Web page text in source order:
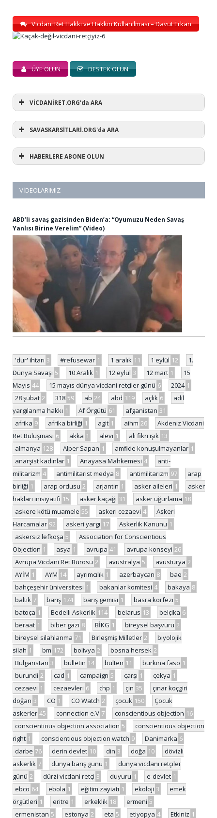
Vicdani Ret Hakkı ve Hakkın Kullanılması – Davut Erkan
ÜYE OLUN DESTEK OLUN
VİCDANİRET.ORG'da ARA
SAVASKARSİTLARİ.ORG'da ARA
HABERLERE ABONE OLUN
VIDEOLARIMIZ
ABD’li savaş gazisinden Biden’a: “Oyumuzu Neden Savaş
Yanlısı Birine Verelim” (Video)
'dur' ihtarı 3 #refusewar 1 1 aralık 11 1 eylül 12
1.
Dünya Savaşı 5 10 Aralık 1 12 eylül 3 12 mart 1
15
Mayıs 44 15 mayıs dünya vicdani retçiler günü 6 2024 1
28 şubat 2 318 59 ab 24 abd 319 açlık 6
adil
yargılanma hakkı 1 Af Örgütü 61 afganistan 31
afrika 9 afrika birliği 1 agit 1 aihm 26
Akdeniz Vicdani
Ret Buluşması 6 akka 1 alevi 1 ali fikri ışık 13
almanya 128 Alper Sapan 1 amfide konuşulmayanlar 1
anarşist kadınlar 1 Anayasa Mahkemesi 4
anti-
militarizm 4 antimilitarist medya 8 antimilitarizm 97
arap
birliği 1 arap ordusu 2 arjantin 1 asker aileleri 1
asker
hakları inisiyatifi 15 asker kaçağı 31 asker uğurlama 18
askere kötü muamele 55 askeri cezaevi 4
Askeri
Harcamalar 92 askeri yargı 17 Askerlik Kanunu 1
askersiz lefkoşa 5
Association for Conscientious
Objection 1 asya 1 avrupa 41 avrupa konseyi 26
Avrupa Vicdani Ret Bürosu 2 avustralya 5 avusturya 2
AYİM 1 AYM 14 ayrımcılık 1 azerbaycan 8 bae 2
bahçeşehir üniversitesi 1 bakanlar komitesi 4 bakaya 8
baltık 7 barış 174 barış gemisi 1 basra körfezi 5
batoça 1 Bedelli Askerlik 114 belarus 13 belçika 6
beraat 1 biber gazı 8 BİKG 1 bireysel başvuru 2
bireysel silahlanma 71 Birleşmiş Milletler 2
biyolojik
silah 1 bm 172 bolivya 2 bosna hersek 2
Bulgaristan 3 bulletin 14 bülten 11 burkina faso 1
burundi 2 çad 1 campaign 5 çarşı 1 çekya 1
cezaevi 1 cezaevleri 6 chp 1 çin 35
çınar koçgiri
doğan 3 CO 1 CO Watch 2 çocuk 150
Çocuk
askerler 45 connection e.V 7 conscientious objection 16
conscientious objection association 5
conscientious objection
right 1 conscientious objection watch 9 Danimarka 6
darbe 76 derin devlet 10 din 3 doğa 10
dövizli
askerlik 7 dünya barış günü 1
dünya vicdani retçiler
günü 2 dürzi vicdani retçi 3 duyuru 1 e-devlet 1
ebco 64 ebola 1 eğitim zayiatı 1 ekoloji 3
emek
örgütleri 1 eritre 1 erkeklik 18 ermeni 5
ermenistan 5 estonya 2 eta 5 etiyopya 4 Etkiniz 1